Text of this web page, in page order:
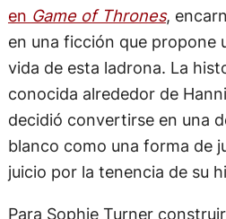
en Game of Thrones,
en una ficción que propone
vida de esta ladrona. La
conocida alrededor de
decidió convertirse en una
blanco como una forma de
juicio por la tenencia de su
Para Sophie Turner